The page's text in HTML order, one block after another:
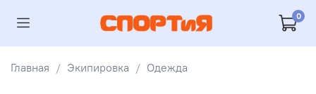
0
Главная Экипировка Одежда